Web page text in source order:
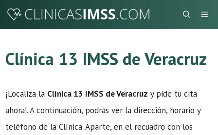
Saltar
Clínica 13 IMSS de Veracruz
¡Localiza la Clínica 13 IMSS de Veracruz y pide tu cita
ahora!. A continuación, podrás ver la dirección, horario y
teléfono de la Clínica. Aparte, en el recuadro con los